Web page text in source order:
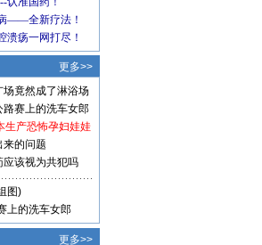
更多>>
场竟然成了淋浴场
路赛上的洗车女郎
生产恐怖孕妇娃娃
来的问题
应该视为共犯吗
图)
上的洗车女郎
更多>>